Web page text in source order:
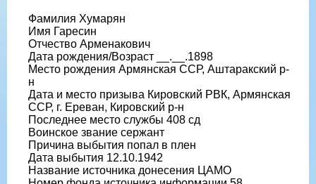
Фамилия Хумарян
Имя Гаресин
Отчество Арменакович
Дата рождения/Возраст __.__.1898
Место рождения Армянская ССР, Аштаракский р-
н
Дата и место призыва Кировский РВК, Армянская
ССР, г. Ереван, Кировский р-н
Последнее место службы 408 сд
Воинское звание сержант
Причина выбытия попал в плен
Дата выбытия 12.10.1942
Название источника донесения ЦАМО